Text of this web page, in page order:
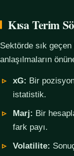
Kısa Terim
Sektörde sık geçen
anlaşılmaların
xG: Bir
istatistik.
Marj: Bir
fark payı.
Volatilite: